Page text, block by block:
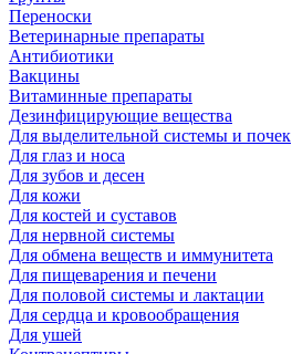
Переноски
Ветеринарные препараты
Антибиотики
Вакцины
Витаминные препараты
Дезинфицирующие вещества
Для выделительной системы и почек
Для глаз и носа
Для зубов и десен
Для кожи
Для костей и суставов
Для нервной системы
Для обмена веществ и иммунитета
Для пищеварения и печени
Для половой системы и лактации
Для сердца и кровообращения
Для ушей